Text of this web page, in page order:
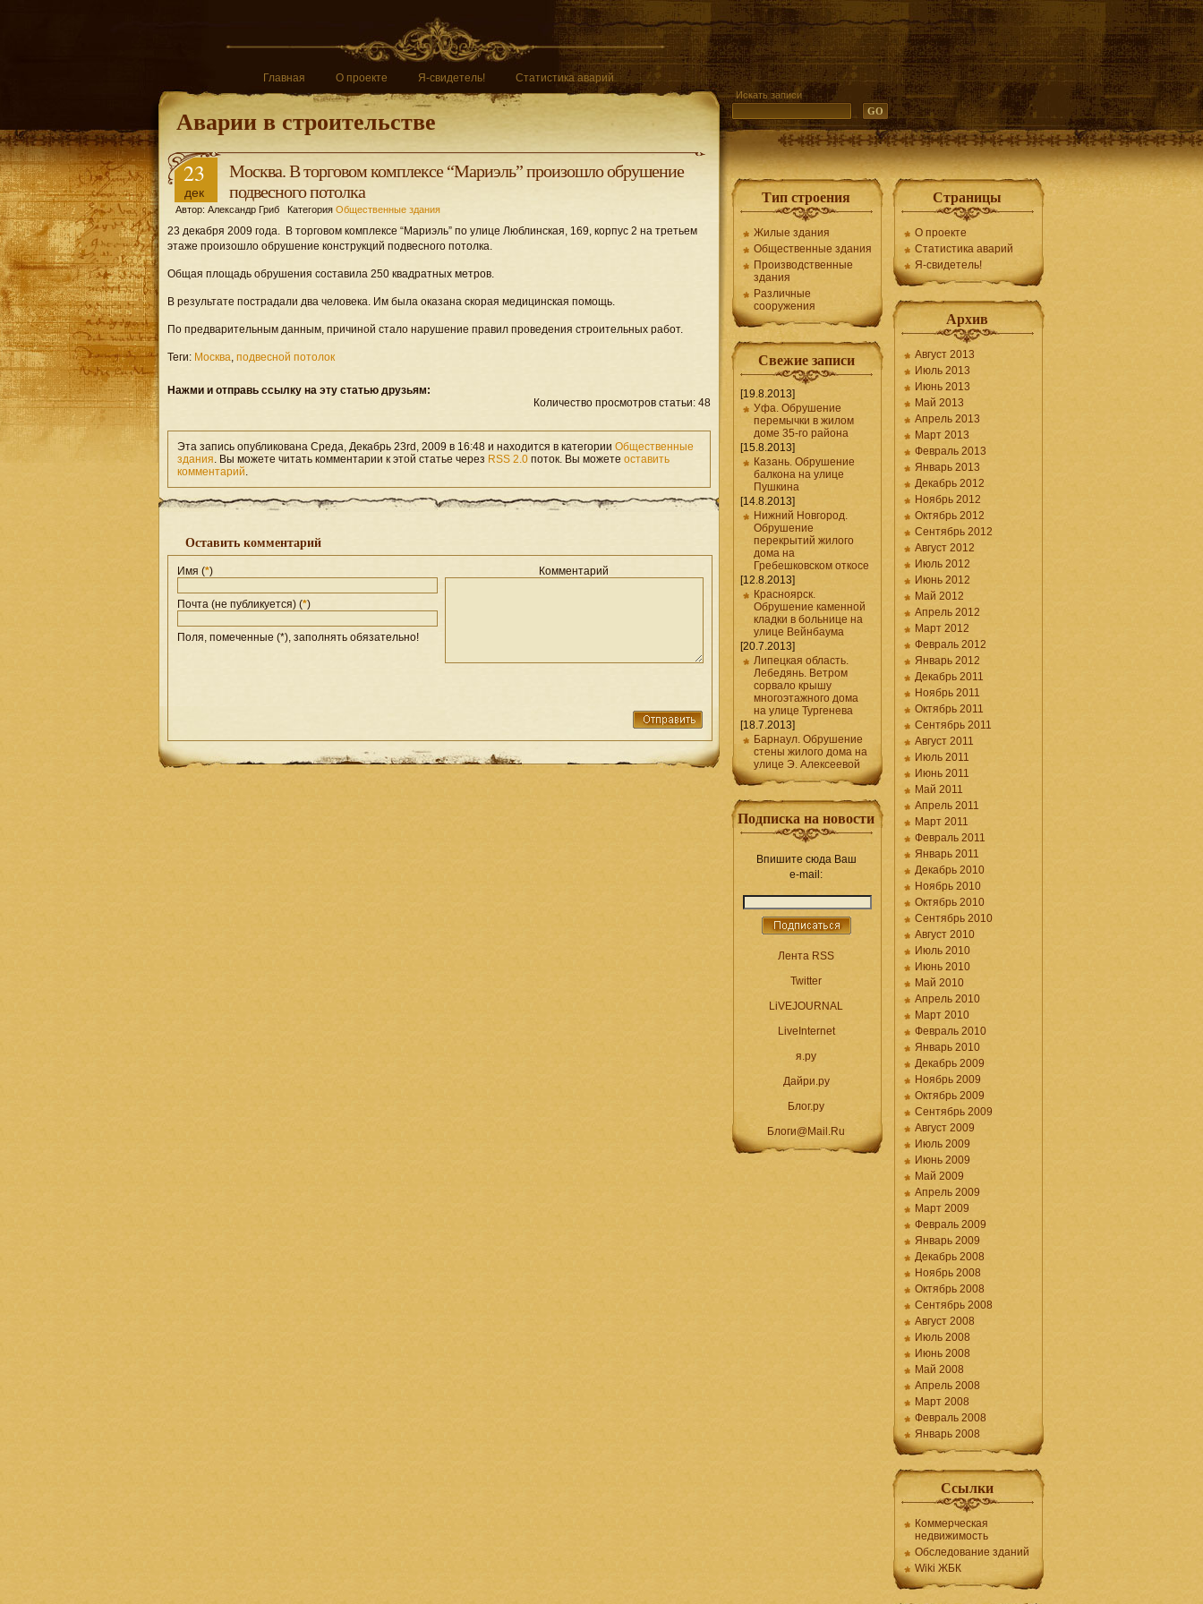
Главная О проекте Я-свидетель! Статистика аварий
Аварии в строительстве
Искать записи
23
дек
Москва. В торговом комплексе “Мариэль” произошло обрушение
подвесного потолка
Автор: Александр Гриб Категория Общественные здания
23 декабря 2009 года. В торговом комплексе “Мариэль” по улице Люблинская, 169, корпус 2 на третьем
этаже произошло обрушение конструкций подвесного потолка.
Общая площадь обрушения составила 250 квадратных метров.
В результате пострадали два человека. Им была оказана скорая медицинская помощь.
По предварительным данным, причиной стало нарушение правил проведения строительных работ.
Теги: Москва, подвесной потолок
Нажми и отправь ссылку на эту статью друзьям:
Количество просмотров статьи: 48
Эта запись опубликована Среда, Декабрь 23rd, 2009 в 16:48 и находится в категории Общественные
здания. Вы можете читать комментарии к этой статье через RSS 2.0 поток. Вы можете оставить
комментарий.
Оставить комментарий
Имя (*)
Почта (не публикуется) (*)
Поля, помеченные (*), заполнять обязательно!
Комментарий
Тип строения
Жилые здания
Общественные здания
Производственные
здания
Различные
сооружения
Свежие записи
[19.8.2013]
Уфа. Обрушение
перемычки в жилом
доме 35-го района
[15.8.2013]
Казань. Обрушение
балкона на улице
Пушкина
[14.8.2013]
Нижний Новгород.
Обрушение
перекрытий жилого
дома на
Гребешковском откосе
[12.8.2013]
Красноярск.
Обрушение каменной
кладки в больнице на
улице Вейнбаума
[20.7.2013]
Липецкая область.
Лебедянь. Ветром
сорвало крышу
многоэтажного дома
на улице Тургенева
[18.7.2013]
Барнаул. Обрушение
стены жилого дома на
улице Э. Алексеевой
Подписка на новости
Впишите сюда Ваш
e-mail:
Лента RSS
Twitter
LiVEJOURNAL
LiveInternet
я.ру
Дайри.ру
Блог.ру
Блоги@Mail.Ru
Страницы
О проекте
Статистика аварий
Я-свидетель!
Архив
Август 2013
Июль 2013
Июнь 2013
Май 2013
Апрель 2013
Март 2013
Февраль 2013
Январь 2013
Декабрь 2012
Ноябрь 2012
Октябрь 2012
Сентябрь 2012
Август 2012
Июль 2012
Июнь 2012
Май 2012
Апрель 2012
Март 2012
Февраль 2012
Январь 2012
Декабрь 2011
Ноябрь 2011
Октябрь 2011
Сентябрь 2011
Август 2011
Июль 2011
Июнь 2011
Май 2011
Апрель 2011
Март 2011
Февраль 2011
Январь 2011
Декабрь 2010
Ноябрь 2010
Октябрь 2010
Сентябрь 2010
Август 2010
Июль 2010
Июнь 2010
Май 2010
Апрель 2010
Март 2010
Февраль 2010
Январь 2010
Декабрь 2009
Ноябрь 2009
Октябрь 2009
Сентябрь 2009
Август 2009
Июль 2009
Июнь 2009
Май 2009
Апрель 2009
Март 2009
Февраль 2009
Январь 2009
Декабрь 2008
Ноябрь 2008
Октябрь 2008
Сентябрь 2008
Август 2008
Июль 2008
Июнь 2008
Май 2008
Апрель 2008
Март 2008
Февраль 2008
Январь 2008
Ссылки
Коммерческая
недвижимость
Обследование зданий
Wiki ЖБК